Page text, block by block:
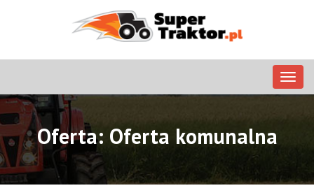
Oferta: Oferta komunalna